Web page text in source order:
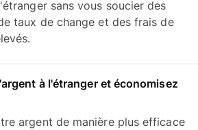
sans vous soucier des
taux de change et des frais de
à l'étranger et économisez
argent de manière plus efficace